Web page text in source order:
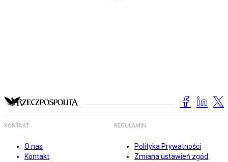
KONTAKT
O nas
Kontakt
REGULAMIN
Polityka Prywatności
Zmiana ustawień zgód